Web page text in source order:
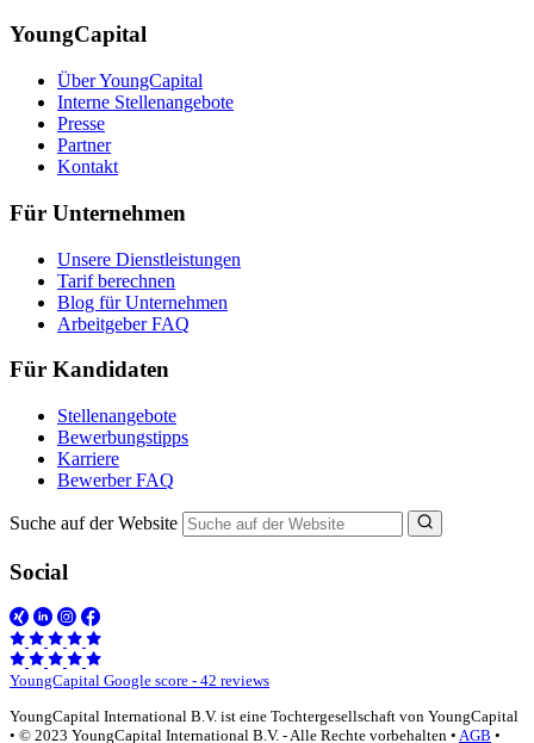
YoungCapital
Über YoungCapital
Interne Stellenangebote
Presse
Partner
Kontakt
Für Unternehmen
Unsere Dienstleistungen
Tarif berechnen
Blog für Unternehmen
Arbeitgeber FAQ
Für Kandidaten
Stellenangebote
Bewerbungstipps
Karriere
Bewerber FAQ
Suche auf der Website
Social
YoungCapital Google score - 42 reviews
YoungCapital International B.V. ist eine Tochtergesellschaft von YoungCapital
• © 2023 YoungCapital International B.V. - Alle Rechte vorbehalten • AGB •